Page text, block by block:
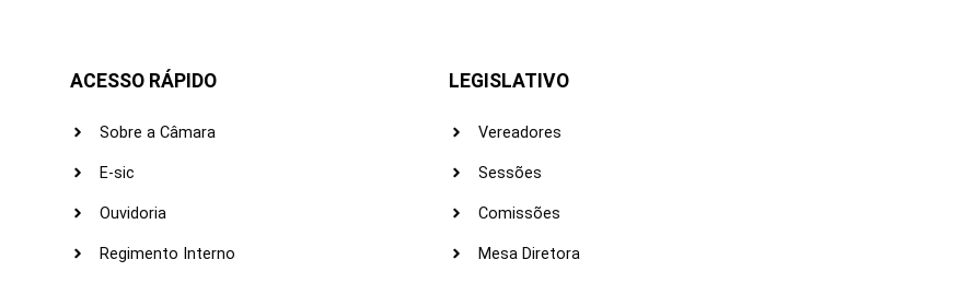
ACESSO RÁPIDO
Sobre a Câmara
E-sic
Ouvidoria
Regimento Interno
LEGISLATIVO
Vereadores
Sessões
Comissões
Mesa Diretora